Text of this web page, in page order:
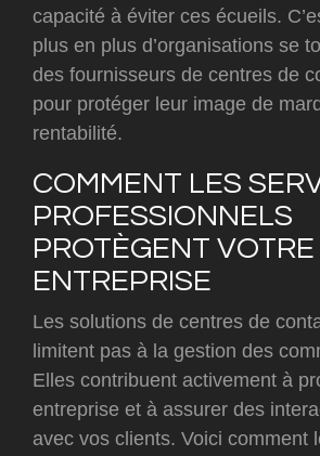
capacité à éviter ces écueils.
plus en plus d’organisations se
des fournisseurs de centres de
pour protéger leur image de
rentabilité.
COMMENT LES
PROFESSIONNELS
PROTÈGENT VOTRE
ENTREPRISE
Les solutions de centres de
limitent pas à la gestion des
Elles contribuent activement à
entreprise et à assurer des
avec vos clients. Voici comment